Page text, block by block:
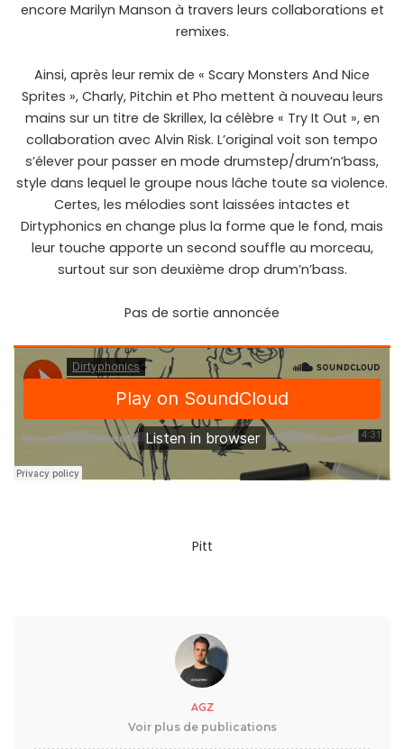
encore Marilyn Manson à travers leurs collaborations et
remixes.
Ainsi, après leur remix de « Scary Monsters And Nice
Sprites », Charly, Pitchin et Pho mettent à nouveau leurs
mains sur un titre de Skrillex, la célèbre « Try It Out », en
collaboration avec Alvin Risk. L’original voit son tempo
s’élever pour passer en mode drumstep/drum’n’bass,
style dans lequel le groupe nous lâche toute sa violence.
Certes, les mélodies sont laissées intactes et
Dirtyphonics en change plus la forme que le fond, mais
leur touche apporte un second souffle au morceau,
surtout sur son deuxième drop drum’n’bass.
Pas de sortie annoncée
Pitt
AGZ
Voir plus de publications